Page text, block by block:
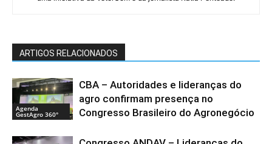
ARTIGOS RELACIONADOS
Agenda
GestAgro 360°
CBA – Autoridades e lideranças do
agro confirmam presença no
Congresso Brasileiro do Agronegócio